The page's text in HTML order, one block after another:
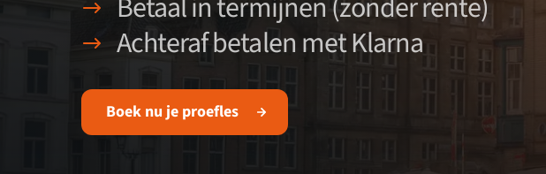
Achteraf betalen met Klarna
Boek nu je proefles